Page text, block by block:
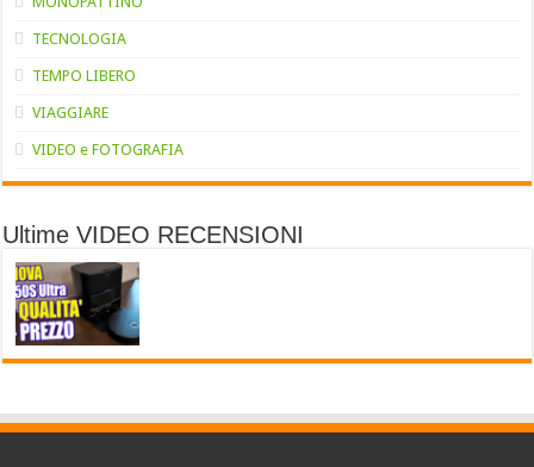
TECNOLOGIA
TEMPO LIBERO
VIAGGIARE
VIDEO e FOTOGRAFIA
Ultime VIDEO RECENSIONI